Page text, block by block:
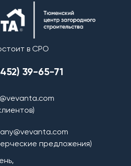
в СРО
39-65-71
предложения)